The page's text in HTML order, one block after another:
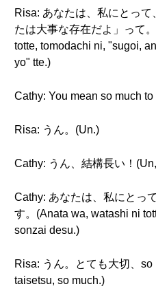
Risa: あなたは、私にとっ
たは大事な存在だよ」って
totte, tomodachi ni, "sugoi,
yo" tte.)
Cathy: You mean so much to
Risa: うん。(Un.)
Cathy: うん、結構長い！
Cathy: あなたは、私にとっ
す。(Anata wa, watashi ni
sonzai desu.)
Risa: うん。とても大切、so
taisetsu, so much.)